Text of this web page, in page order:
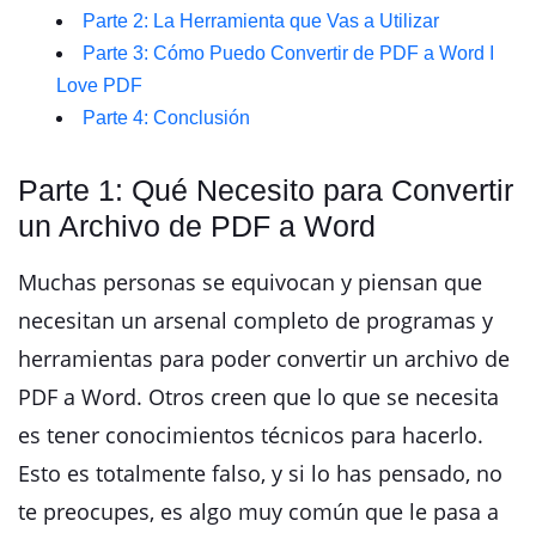
Parte 2: La Herramienta que Vas a Utilizar
Parte 3: Cómo Puedo Convertir de PDF a Word I
Love PDF
Parte 4: Conclusión
Parte 1: Qué Necesito para Convertir
un Archivo de PDF a Word
Muchas personas se equivocan y piensan que
necesitan un arsenal completo de programas y
herramientas para poder convertir un archivo de
PDF a Word. Otros creen que lo que se necesita
es tener conocimientos técnicos para hacerlo.
Esto es totalmente falso, y si lo has pensado, no
te preocupes, es algo muy común que le pasa a